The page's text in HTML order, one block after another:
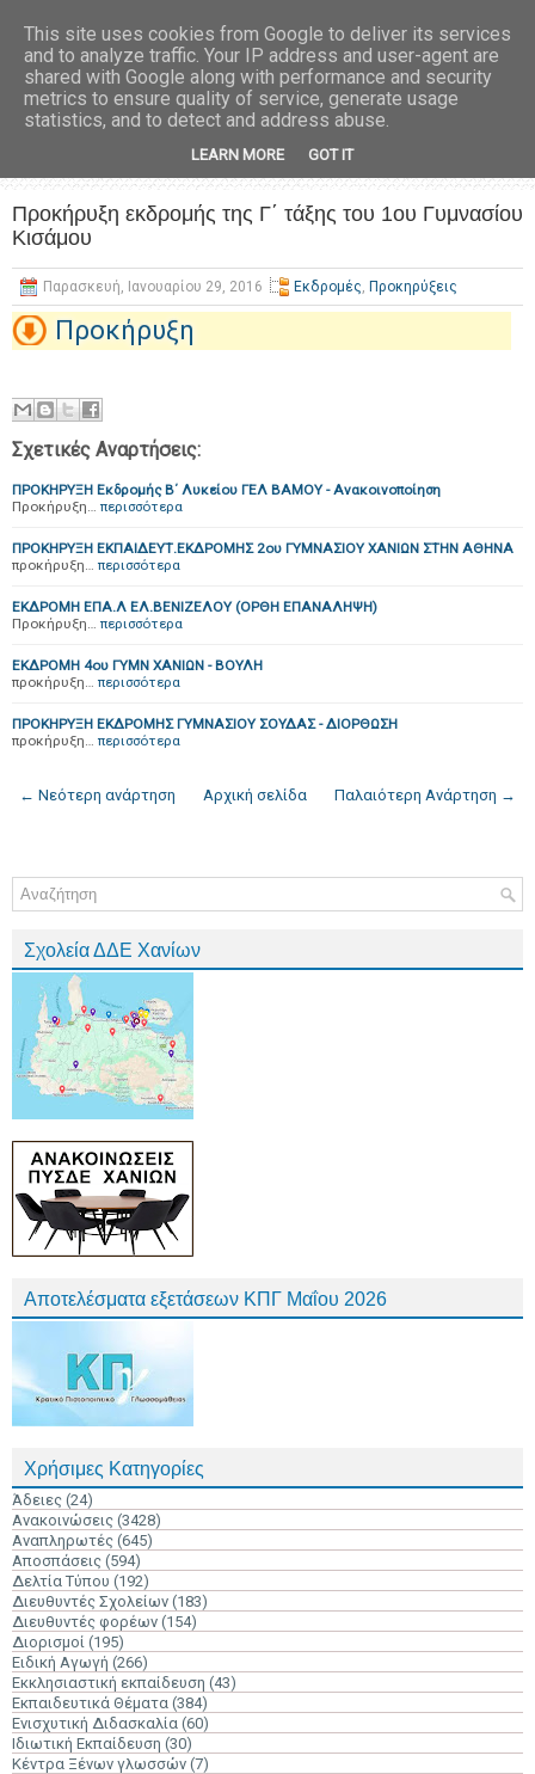
Προκήρυξη εκδρομής της Γ΄ τάξης του 1ου Γυμνασίου
Κισάμου
Παρασκευή, Ιανουαρίου 29, 2016 Εκδρομές, Προκηρύξεις
Προκήρυξη
Σχετικές Αναρτήσεις:
ΠΡΟΚΗΡΥΞΗ Εκδρομής Β΄ Λυκείου ΓΕΛ ΒΑΜΟΥ - Ανακοινοποίηση
Προκήρυξη… περισσότερα
ΠΡΟΚΗΡΥΞΗ ΕΚΠΑΙΔΕΥΤ.ΕΚΔΡΟΜΗΣ 2ου ΓΥΜΝΑΣΙΟΥ ΧΑΝΙΩΝ ΣΤΗΝ ΑΘΗΝΑ
προκήρυξη… περισσότερα
ΕΚΔΡΟΜΗ ΕΠΑ.Λ ΕΛ.ΒΕΝΙΖΕΛΟΥ (ΟΡΘΗ ΕΠΑΝΑΛΗΨΗ)
Προκήρυξη… περισσότερα
ΕΚΔΡΟΜΗ 4ου ΓΥΜΝ ΧΑΝΙΩΝ - ΒΟΥΛΗ
προκήρυξη… περισσότερα
ΠΡΟΚΗΡΥΞΗ ΕΚΔΡΟΜΗΣ ΓΥΜΝΑΣΙΟΥ ΣΟΥΔΑΣ - ΔΙΟΡΘΩΣΗ
προκήρυξη… περισσότερα
← Νεότερη ανάρτηση Παλαιότερη Ανάρτηση →
Αρχική σελίδα
Σχολεία ΔΔΕ Χανίων
Αποτελέσματα εξετάσεων ΚΠΓ Μαΐου 2026
Χρήσιμες Κατηγορίες
Άδειες (24)
Ανακοινώσεις (3428)
Αναπληρωτές (645)
Αποσπάσεις (594)
Δελτία Τύπου (192)
Διευθυντές Σχολείων (183)
Διευθυντές φορέων (154)
Διορισμοί (195)
Ειδική Αγωγή (266)
Εκκλησιαστική εκπαίδευση (43)
Εκπαιδευτικά Θέματα (384)
Ενισχυτική Διδασκαλία (60)
Ιδιωτική Εκπαίδευση (30)
Κέντρα Ξένων γλωσσών (7)
This site uses cookies from Google to deliver its services
and to analyze traffic. Your IP address and user-agent are
shared with Google along with performance and security
metrics to ensure quality of service, generate usage
statistics, and to detect and address abuse.
LEARN MORE GOT IT